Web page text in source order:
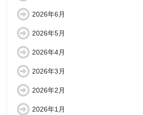
2026年6月
2026年5月
2026年4月
2026年3月
2026年2月
2026年1月